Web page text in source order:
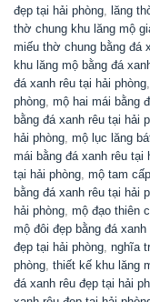
đẹp tại hải phòng
lăng
thờ chung khu lăng mộ
miếu thờ chung bằng đá
khu lăng mộ bằng đá
đá xanh rêu tại hải phòng
phòng mộ hai mái bằng
bằng đá xanh rêu tại hải
hải phòng mộ lục lăng
mái bằng đá xanh rêu tại
tại hải phòng mộ tam
bằng đá xanh rêu tại hải
hải phòng mộ đạo thiên
mộ đôi đẹp bằng đá
đẹp tại hải phòng nghĩa
phòng thiết kế khu lăng
đá xanh rêu đẹp tại hải